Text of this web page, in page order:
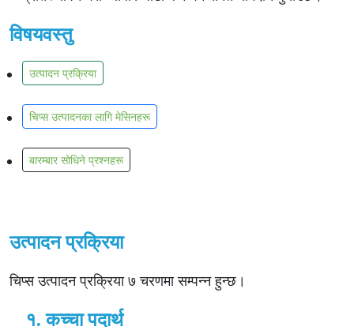
विषयवस्तु
उत्पादन प्रक्रिया
चिप्स उत्पादनका लागि मेसिनहरू
बारम्बार सोधिने प्रश्नहरू
उत्पादन प्रक्रिया
चिप्स उत्पादन प्रक्रिया ७ चरणमा सम्पन्न हुन्छ।
१. कच्चा पदार्थ